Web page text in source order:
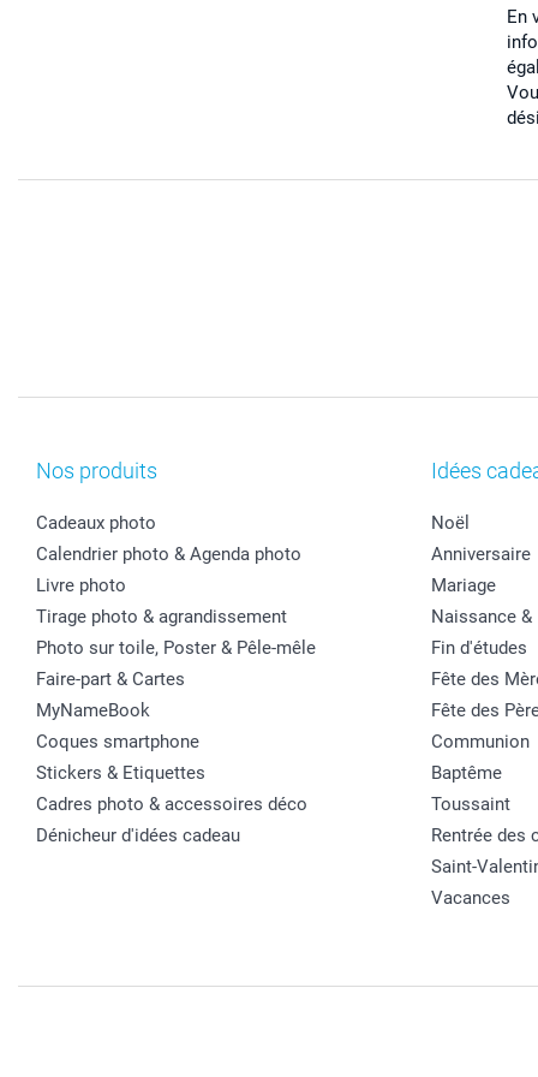
En
Nos produits
Cadeaux photo
Calendrier photo & Agenda photo
Livre photo
Tirage photo & agrandissement
Photo sur toile, Poster & Pêle-mêle
Faire-part & Cartes
MyNameBook
Coques smartphone
Stickers & Etiquettes
Cadres photo & accessoires déco
Dénicheur d'idées cadeau
Idées
Noël
Anniversaire
Mariage
Naissance &
Fin d'études
Fête des
Fête des
Communion
Baptême
Toussaint
Rentrée des
Saint-
Vacances